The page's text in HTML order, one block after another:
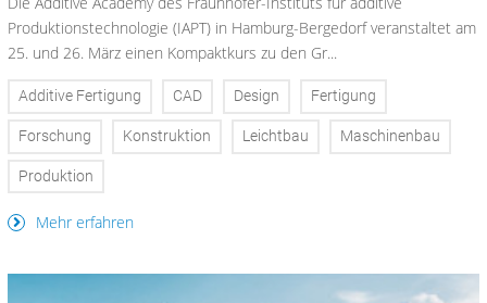
Produktionstechnologie (IAPT) in Hamburg-Bergedorf veranstaltet am
25. und 26. März einen Kompaktkurs zu den Gr...
Additive Fertigung CAD Design Fertigung
Forschung Konstruktion Leichtbau Maschinenbau
Produktion
Mehr erfahren